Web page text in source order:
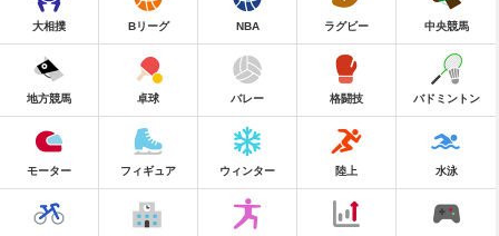
大相撲 Bリーグ NBA ラグビー 中央競馬
地方競馬 卓球 バレー 格闘技 バドミントン
モーター フィギュア ウィンター 陸上 水泳